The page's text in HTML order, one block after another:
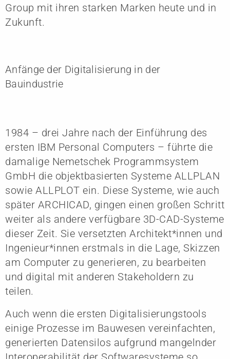
Group mit ihren starken Marken heute und in
Zukunft.
Anfänge der Digitalisierung in der
Bauindustrie
1984 – drei Jahre nach der Einführung des
ersten IBM Personal Computers – führte die
damalige Nemetschek Programmsystem
GmbH die objektbasierten Systeme ALLPLAN
sowie ALLPLOT ein. Diese Systeme, wie auch
später ARCHICAD, gingen einen großen Schritt
weiter als andere verfügbare 3D-CAD-Systeme
dieser Zeit. Sie versetzten Architekt*innen und
Ingenieur*innen erstmals in die Lage, Skizzen
am Computer zu generieren, zu bearbeiten
und digital mit anderen Stakeholdern zu
teilen.
Auch wenn die ersten Digitalisierungstools
einige Prozesse im Bauwesen vereinfachten,
generierten Datensilos aufgrund mangelnder